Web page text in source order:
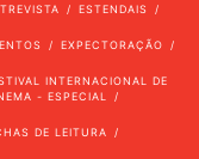
ESTENDAIS
EXPECTORAÇÃO
INTERNACIONAL DE
- ESPECIAL
DE LEITURA